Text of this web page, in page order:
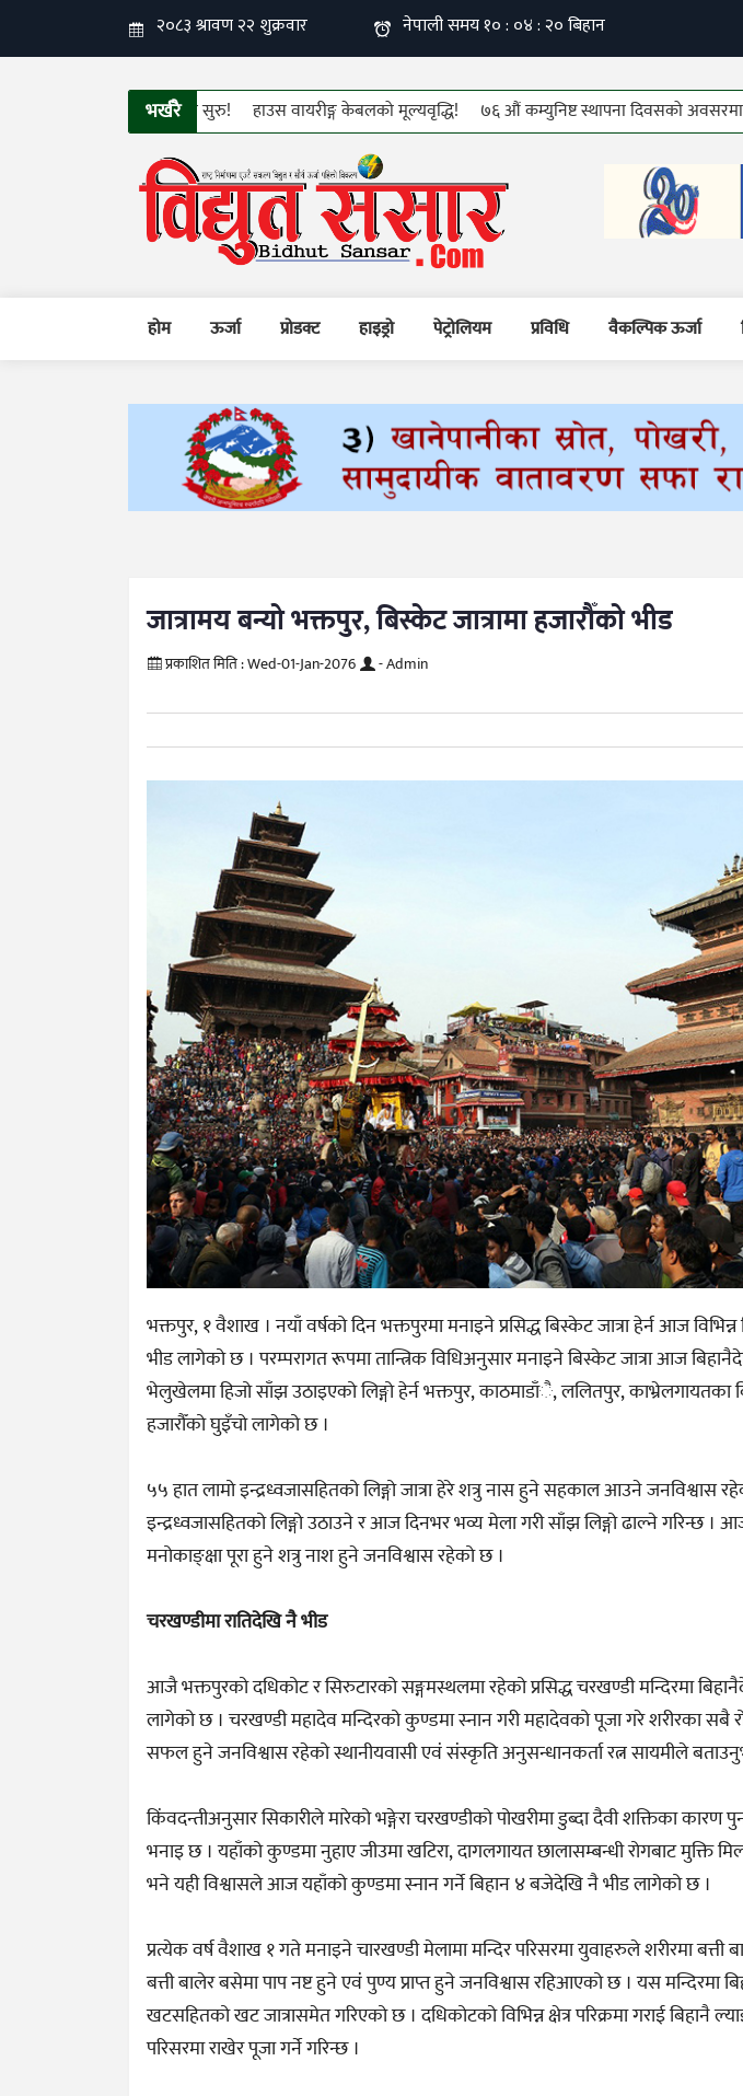
भर्खरै हाउस वायरीङ्ग केबलको मूल्यवृद्धि! ७६ औं कम्युनिष्ट स्थापना दिवसको अवसरमा
होम ऊर्जा प्रोडक्ट हाइड्रो पेट्रोलियम प्रविधि वैकल्पिक ऊर्जा
जात्रामय बन्यो भक्तपुर, बिस्केट जात्रामा हजारौँको भीड
प्रकाशित मिति :Wed-01-Jan-2076 - Admin
भक्तपुर, १ वैशाख । नयाँ वर्षको दिन भक्तपुरमा मनाइने प्रसिद्ध बिस्केट जात्रा हेर्न आज
भीड लागेको छ । परम्परागत रूपमा तान्त्रिक विधिअनुसार मनाइने बिस्केट जात्रा आज
भेलुखेलमा हिजो साँझ उठाइएको लिङ्गो हेर्न भक्तपुर, काठमाडाँै, ललितपुर, काभ्रेलगायतका
हजारौँको घुइँचो लागेको छ ।
५५ हात लामो इन्द्रध्वजासहितको लिङ्गो जात्रा हेरे शत्रु नास हुने सहकाल आउने जनविश्वास
इन्द्रध्वजासहितको लिङ्गो उठाउने र आज दिनभर भव्य मेला गरी साँझ लिङ्गो ढाल्ने गरिन्छ ।
मनोकाङ्क्षा पूरा हुने शत्रु नाश हुने जनविश्वास रहेको छ ।
चरखण्डीमा रातिदेखि नै भीड
आजै भक्तपुरको दधिकोट र सिरुटारको सङ्गमस्थलमा रहेको प्रसिद्ध चरखण्डी मन्दिरमा
लागेको छ । चरखण्डी महादेव मन्दिरको कुण्डमा स्नान गरी महादेवको पूजा गरे शरीरका सबै
सफल हुने जनविश्वास रहेको स्थानीयवासी एवं संस्कृति अनुसन्धानकर्ता रत्न सायमीले
किंवदन्तीअनुसार सिकारीले मारेको भङ्गेरा चरखण्डीको पोखरीमा डुब्दा दैवी शक्तिका कारण
भनाइ छ । यहाँको कुण्डमा नुहाए जीउमा खटिरा, दागलगायत छालासम्बन्धी रोगबाट मुक्ति
भने यही विश्वासले आज यहाँको कुण्डमा स्नान गर्ने बिहान ४ बजेदेखि नै भीड लागेको छ ।
प्रत्येक वर्ष वैशाख १ गते मनाइने चारखण्डी मेलामा मन्दिर परिसरमा युवाहरुले शरीरमा बत्ती
बत्ती बालेर बसेमा पाप नष्ट हुने एवं पुण्य प्राप्त हुने जनविश्वास रहिआएको छ । यस मन्दिरमा
खटसहितको खट जात्रासमेत गरिएको छ । दधिकोटको विभिन्न क्षेत्र परिक्रमा गराई बिहानै
परिसरमा राखेर पूजा गर्ने गरिन्छ ।